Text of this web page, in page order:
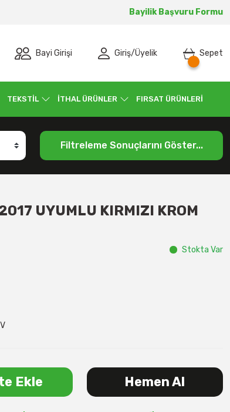
Bayilik Başvuru Formu
Bayi Girişi Giriş/Üyelik Sepet
TEKSTİL İTHAL ÜRÜNLER FIRSAT ÜRÜNLERİ
Filtreleme Sonuçlarını Göster...
UYUMLU KIRMIZI KROM
Stokta Var
Ekle Hemen Al